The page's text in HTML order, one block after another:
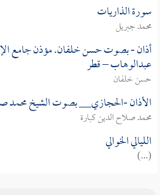
سورة الذاريات
محمد جبريل
أذان - بصوت حسن خلفان. مؤذن جامع
عبدالوهاب – قطر
حسن خلفان
الأذان -الحجازي__ بصوت الشيخ محمد
محمد صلاح الدين كبارة
الليالي الخوالي
(...)